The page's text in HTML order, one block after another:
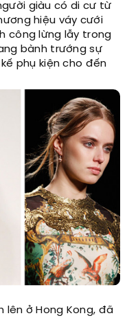
giàu có di cư từ
hiệu váy cưới
công lừng lẫy trong
bành trướng sự
phụ kiện cho đến
lên ở Hong Kong, đã